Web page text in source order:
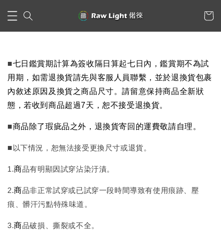
■七日鑑賞期計算為簽收隔日算起七日內，鑑賞期不為試
用期，如需退換貨請先與客服人員聯繫，並於退換貨包裹
內敘述原因及換貨之商品尺寸。請留意保持商品全新狀
態，若收到商品超過7天，恕不接受退換貨。
■商品除了瑕疵品之外，退換貨寄回的運費敬請自理。
■ 以下情況，恕無法接受更換尺寸或退貨。
1.商品有明顯因試穿沾染汙漬。
2.商品非正常試穿或已試穿一段時間導致有使用痕跡、壓
痕、髒汗污點特殊味道。
3.商品破損、撕裂或不全。